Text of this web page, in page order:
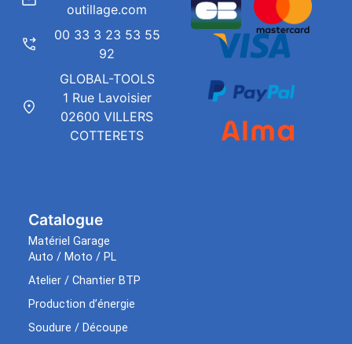
Catalogue
Matériel Garage
Auto / Moto / PL
Atelier / Chantier BTP
Production d’énergie
Soudure / Découpe
outillage.com
00 33 3 23 53 55
92
GLOBAL-TOOLS
1 Rue Lavoisier
02600 VILLERS
COTTERETS